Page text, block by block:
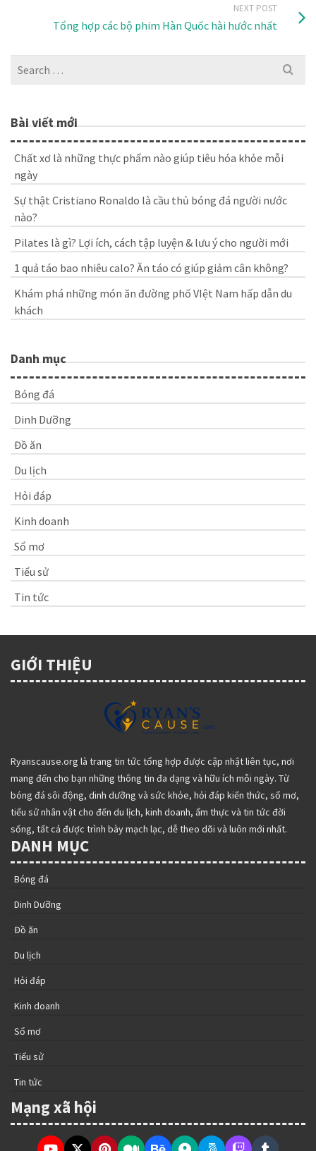
NEXT POST
Tổng hợp các bộ phim Hàn Quốc hài hước nhất
Search
Bài viết mới
Chất xơ là những thực phẩm nào giúp tiêu hóa khỏe mỗi
ngày
Sự thật Cristiano Ronaldo là cầu thủ bóng đá người nước
nào?
Pilates là gì? Lợi ích, cách tập luyện & lưu ý cho người mới
1 quả táo bao nhiêu calo? Ăn táo có giúp giảm cân không?
Khám phá những món ăn đường phố VIệt Nam hấp dẫn du
khách
Danh mục
Bóng đá
Dinh Dưỡng
Đồ ăn
Du lịch
Hỏi đáp
Kinh doanh
Sổ mơ
Tiểu sử
Tin tức
GIỚI THIỆU
Ryanscause.org là trang tin tức tổng hợp được cập nhật liên tục, nơi
mang đến cho bạn những thông tin đa dạng và hữu ích mỗi ngày. Từ
bóng đá sôi động, dinh dưỡng và sức khỏe, hỏi đáp kiến thức, sổ mơ,
tiểu sử nhân vật cho đến du lịch, kinh doanh, ẩm thực và tin tức đời
sống, tất cả được trình bày mạch lạc, dễ theo dõi và luôn mới nhất.
DANH MỤC
Bóng đá
Dinh Dưỡng
Đồ ăn
Du lịch
Hỏi đáp
Kinh doanh
Sổ mơ
Tiểu sử
Tin tức
Mạng xã hội